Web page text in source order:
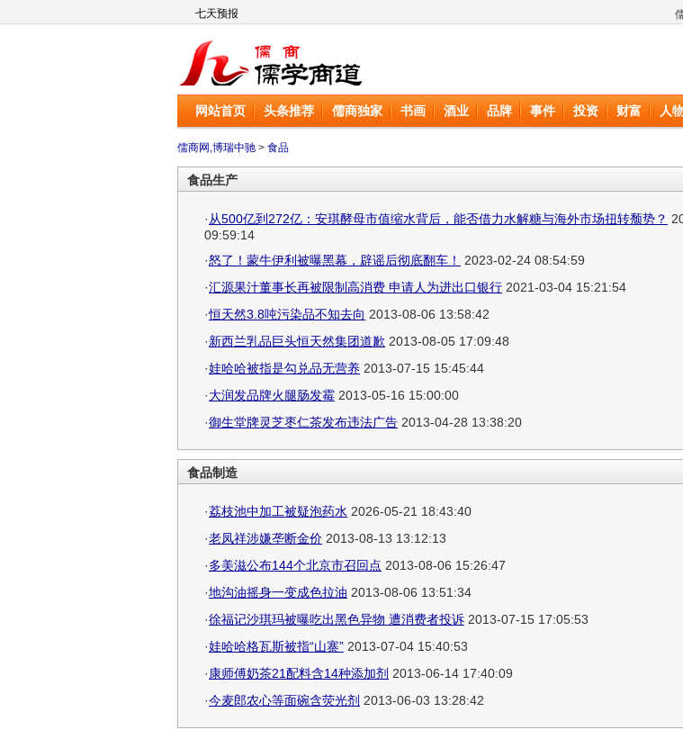
儒商网
网站首页 头条推荐 儒商独家 书画 酒业 品牌 事件 投资 财富 人
儒商网,博瑞中驰 > 食品
食品生产
· 从500亿到272亿：安琪酵母市值缩水背后，能否借力水解糖与海外市场扭转颓势？
09:59:14
·怒了！蒙牛伊利被曝黑幕，辟谣后彻底翻车！
2023-02-24 08:54:59
·汇源果汁董事长再被限制高消费 申请人为进出口银行 2021-03-04 15:21:54
·恒天然3.8吨污染品不知去向 2013-08-06 13:58:42
·新西兰乳品巨头恒天然集团道歉 2013-08-05 17:09:48
·娃哈哈被指是勾兑品无营养 2013-07-15 15:45:44
·大润发品牌火腿肠发霉 2013-05-16 15:00:00
·御生堂牌灵芝枣仁茶发布违法广告 2013-04-28 13:38:20
食品制造
·荔枝池中加工被疑泡药水 2026-05-21 18:43:40
·老凤祥涉嫌垄断金价 2013-08-13 13:12:13
·多美滋公布144个北京市召回点 2013-08-06 15:26:47
·地沟油摇身一变成色拉油 2013-08-06 13:51:34
·徐福记沙琪玛被曝吃出黑色异物 遭消费者投诉 2013-07-15 17:05:53
·娃哈哈格瓦斯被指“山寨” 2013-07-04 15:40:53
· 康师傅奶茶21配料含14种添加剂 2013-06-14 17:40:09
·今麦郎农心等面碗含荧光剂 2013-06-03 13:28:42